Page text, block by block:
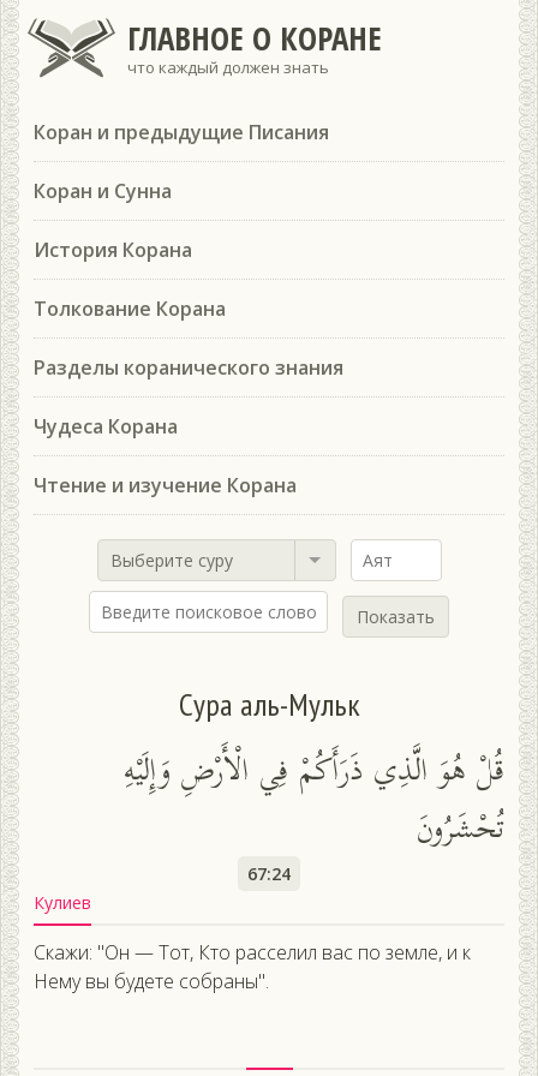
ГЛАВНОЕ О КОРАНЕ
что каждый должен знать
Коран и предыдущие Писания
Коран и Сунна
История Корана
Толкование Корана
Разделы коранического знания
Чудеса Корана
Чтение и изучение Корана
Выберите суру
Показать
Сура аль-Мульк
قُلْ هُوَ الَّذِي ذَرَأَكُمْ فِي الْأَرْضِ وَإِلَيْهِ
تُحْشَرُونَ
67:24
Кулиев
Скажи: "Он — Тот, Кто расселил вас по земле, и к
Нему вы будете собраны".